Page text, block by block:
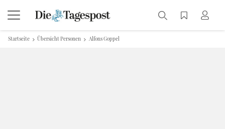
Startseite Übersicht Personen Alfons Goppel